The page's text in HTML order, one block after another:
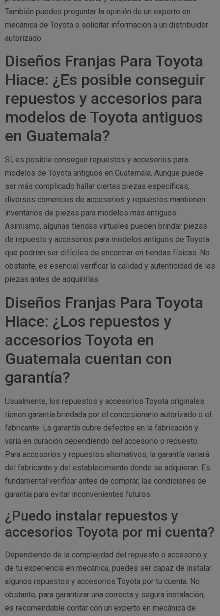
También puedes preguntar la opinión de un experto en
mecánica de Toyota o solicitar información a un distribuidor
autorizado.
Diseños Franjas Para Toyota
Hiace: ¿Es posible conseguir
repuestos y accesorios para
modelos de Toyota antiguos
en Guatemala?
Sí, es posible conseguir repuestos y accesorios para
modelos de Toyota antiguos en Guatemala. Aunque puede
ser más complicado hallar ciertas piezas específicas,
diversos comercios de accesorios y repuestos mantienen
inventarios de piezas para modelos más antiguos.
Asimismo, algunas tiendas virtuales pueden brindar piezas
de repuesto y accesorios para modelos antiguos de Toyota
que podrían ser difíciles de encontrar en tiendas físicas. No
obstante, es esencial verificar la calidad y autenticidad de las
piezas antes de adquirirlas.
Diseños Franjas Para Toyota
Hiace: ¿Los repuestos y
accesorios Toyota en
Guatemala cuentan con
garantía?
Usualmente, los repuestos y accesorios Toyota originales
tienen garantía brindada por el concesionario autorizado o el
fabricante. La garantía cubre defectos en la fabricación y
varía en duración dependiendo del accesorio o repuesto.
Para accesorios y repuestos alternativos, la garantía variará
del fabricante y del establecimiento donde se adquieran. Es
fundamental verificar antes de comprar, las condiciones de
garantía para evitar inconvenientes futuros.
¿Puedo instalar repuestos y
accesorios Toyota por mi cuenta?
Dependiendo de la complejidad del repuesto o accesorio y
de tu experiencia en mecánica, puedes ser capaz de instalar
algunos repuestos y accesorios Toyota por tu cuenta. No
obstante, para garantizar una correcta y segura instalación,
es recomendable contar con un experto en mecánica de